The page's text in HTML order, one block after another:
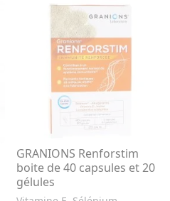
GRANIONS Renforstim
boite de 40 capsules et 20
gélules